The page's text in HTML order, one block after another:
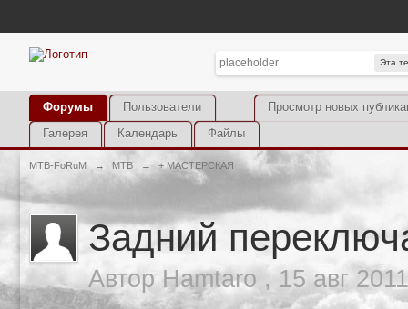
Эта
Просмотр новых
Форумы
Пользователи
Галерея
Календарь Файлы
MTB-FoRuM → MTB → + МАСТЕРСКАЯ
Задний
Автор Hamtaro , 15 авг